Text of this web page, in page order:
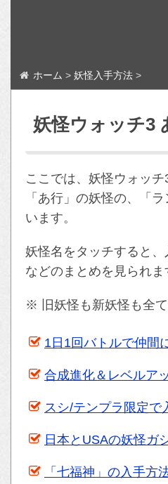
ホーム > 妖怪入手方法 >
妖怪ウォッチ3
ここでは、妖怪ウォッ
「あ行」の妖怪の、「
います。
妖怪名をタッチすると
などのまとめを見られま
※ 旧妖怪も新妖怪も全て
1日1回バトルで仲間
合成進化＆レベルア
スシ/テンプラ限定で
日本とUSAの妖怪ガ
「七福神」の入手方